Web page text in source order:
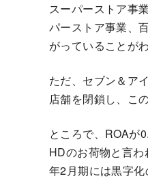
スーパーストア事
パーストア事業、
がっていることが
ただ、セブン＆ア
店舗を閉鎖し、こ
ところで、ROAが
HDのお荷物と言
年2月期には黒字化